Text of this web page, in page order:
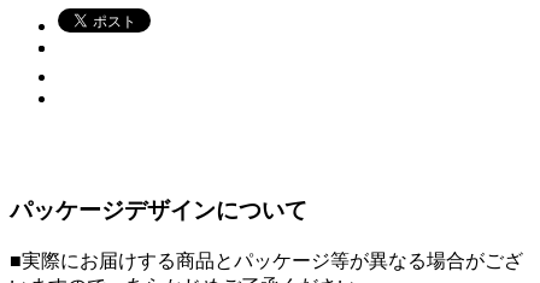
パッケージデザインについて
■実際にお届けする商品とパッケージ等が異なる場合がござ